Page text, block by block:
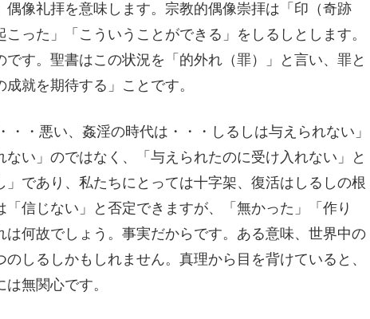
像礼拝を意味します。宗教的偶像崇拝は「印（奇跡
った」「こういうことができる」をしるしとします。
す。聖書はこの状況を「的外れ（罪）」と言い、罪と
就を期待する」ことです。
・悪い、姦淫の時代は・・・しるしは与えられない」
い」のではなく、「与えられたのに受け入れない」と
であり、私たちにとっては十字架、復活はしるしの根
信じない」と否定できますが、「無かった」「作り
何故でしょう。事実だからです。ある意味、世界中の
しるしかもしれません。真理から目を背けていると、
無関心です。